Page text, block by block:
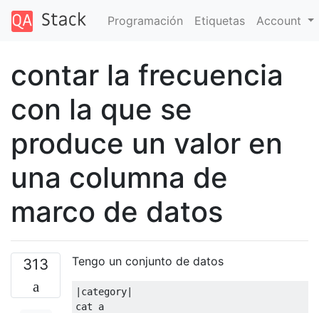
Programación Etiquetas Account
contar la frecuencia
con la que se
produce un valor en
una columna de
marco de datos
313 Tengo un conjunto de datos
| category|
cat a